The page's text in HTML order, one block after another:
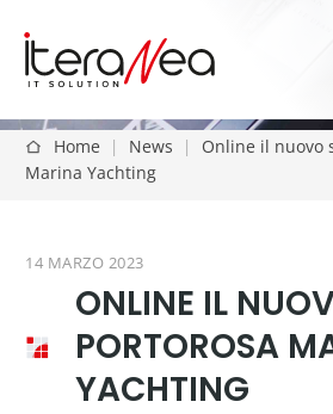
Home | News |
Online il nuovo
Marina Yachting
14 MARZO 2023
ONLINE IL
PORTOROSA
YACHTING